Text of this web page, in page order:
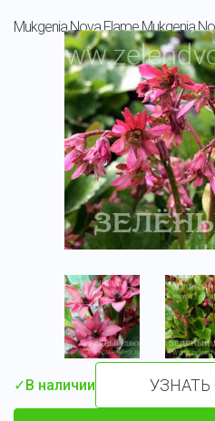
Mukgenia Nova Flame Mukgenia
✓В наличии